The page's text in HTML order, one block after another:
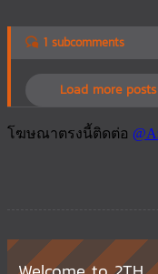
1 subcomments
Load more posts